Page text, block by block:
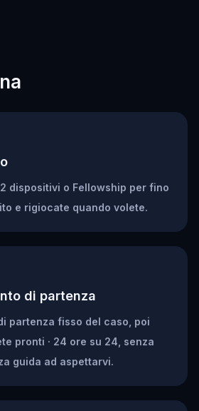
dispositivi o Fellowship per fino
e rigiocate quando volete.
di partenza
partenza fisso del caso, poi
pronti · 24 ore su 24, senza
guida ad aspettarvi.